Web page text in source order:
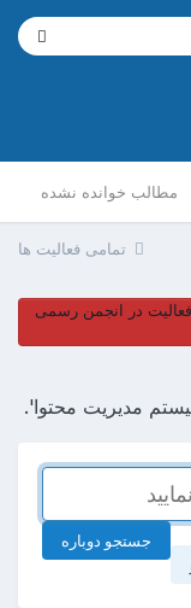
مطالب خوانده نشده
تمامی فعالیت ها
در انجمن رسمی
مدیریت محتوا'.
جستجو دوباره